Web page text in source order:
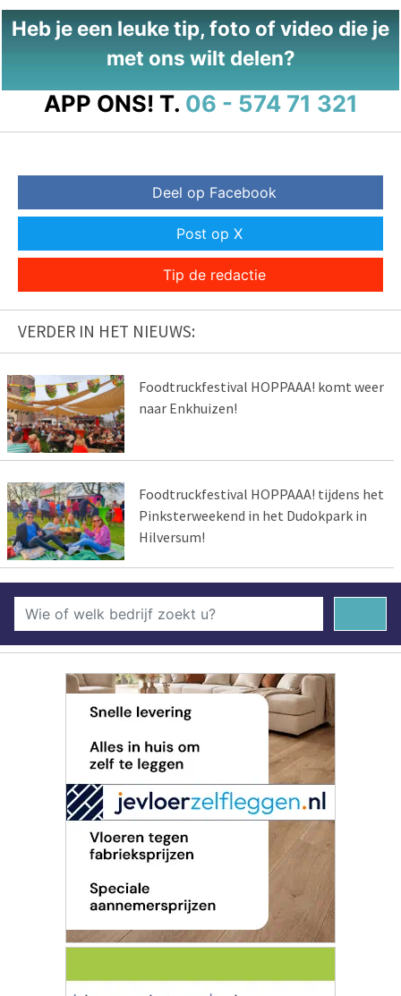
Heb je een leuke tip, foto of video die je
met ons wilt delen?
APP ONS! T. 06 - 574 71 321
Deel op Facebook
Post op X
Tip de redactie
VERDER IN HET NIEUWS:
Foodtruckfestival HOPPAAA! komt weer
naar Enkhuizen!
Foodtruckfestival HOPPAAA! tijdens het
Pinksterweekend in het Dudokpark in
Hilversum!